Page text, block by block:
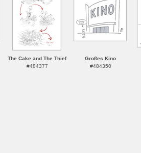
The Cake and The Thief
#484377
Großes Kino
#484350